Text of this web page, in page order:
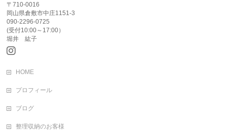
〒710-0016
岡山県倉敷市中庄1151-3
090-2296-0725
(受付10:00～17:00）
堀井 紘子
HOME
プロフィール
ブログ
整理収納のお客様